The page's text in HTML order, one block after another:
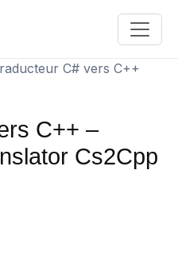
C# vers C++
C++ –
Cs2Cpp